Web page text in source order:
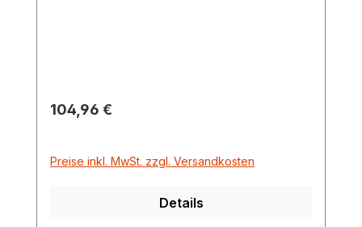
Regulärer Preis:
104,96 €
Preise inkl. MwSt. zzgl. Versandkosten
Details